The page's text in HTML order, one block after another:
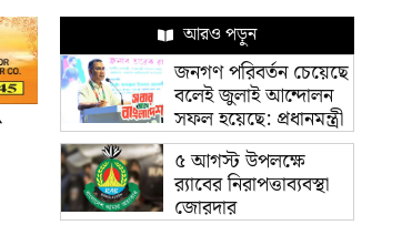
আরও পড়ুন
জনগণ পরিবর্তন চেয়েছে
বলেই জুলাই আন্দোলন
সফল হয়েছে: প্রধানমন্ত্রী
৫ আগস্ট উপলক্ষে
র‌্যাবের নিরাপত্তাব্যবস্থা
জোরদার